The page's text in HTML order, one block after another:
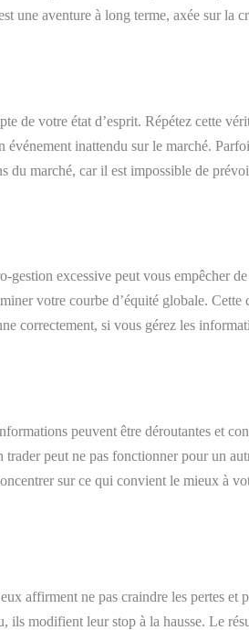
une aventure à long terme, axée sur la
de votre état d’esprit. Répétez cette
inattendu sur le marché.
du marché, car il est impossible de
gestion excessive peut vous empêcher
votre courbe d’équité globale. Cette
correctement, si vous gérez les
peuvent être déroutantes et
peut ne pas fonctionner pour un
sur ce qui convient le mieux à
affirment ne pas craindre les pertes et
ils modifient leur stop à la hausse. Le